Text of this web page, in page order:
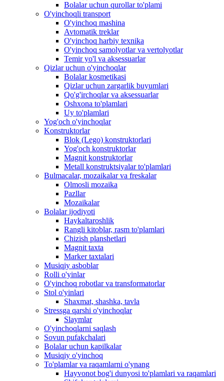
Bolalar uchun qurollar to'plami
O'yinchoqli transport
O'yinchoq mashina
Avtomatik treklar
O'yinchoq harbiy texnika
O'yinchoq samolyotlar va vertolyotlar
Temir yo'l va aksessuarlar
Qizlar uchun o'yinchoqlar
Bolalar kosmetikasi
Qizlar uchun zargarlik buyumlari
Qo'g'irchoqlar va aksessuarlar
Oshxona to'plamlari
Uy to'plamlari
Yog'och o'yinchoqlar
Konstruktorlar
Blok (Lego) konstruktorlari
Yog'och konstruktorlar
Magnit konstruktorlar
Metall konstruktsiyalar to'plamlari
Bulmacalar, mozaikalar va freskalar
Olmosli mozaika
Pazllar
Mozaikalar
Bolalar ijodiyoti
Haykaltaroshlik
Rangli kitoblar, rasm to'plamlari
Chizish planshetlari
Magnit taxta
Marker taxtalari
Musiqiy asboblar
Rolli o'yinlar
O'yinchoq robotlar va transformatorlar
Stol o'yinlari
Shaxmat, shashka, tavla
Stressga qarshi o'yinchoqlar
Slaymlar
O'yinchoqlarni saqlash
Sovun pufakchalari
Bolalar uchun kapilkalar
Musiqiy o'yinchoq
To'plamlar va raqamlarni o'ynang
Hayvonot bog'i dunyosi to'plamlari va raqamlari